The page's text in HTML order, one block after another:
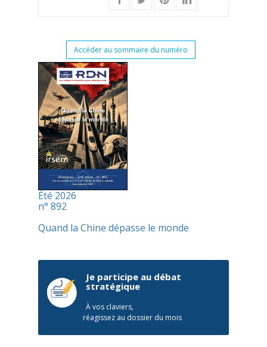
Accéder au sommaire du numéro
Été 2026
n° 892
Quand la Chine dépasse le monde
Je participe au débat
stratégique
À vos claviers,
réagissez au dossier du mois